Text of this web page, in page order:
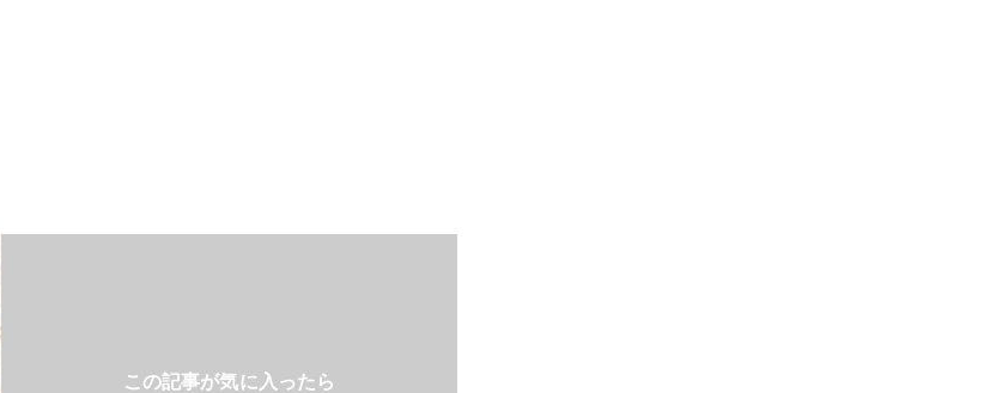
この記事が気に入ったら